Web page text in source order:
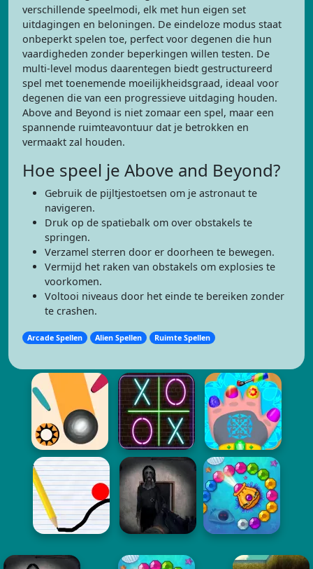
verschillende speelmodi, elk met hun eigen set
uitdagingen en beloningen. De eindeloze modus staat
onbeperkt spelen toe, perfect voor degenen die hun
vaardigheden zonder beperkingen willen testen. De
multi-level modus daarentegen biedt gestructureerd
spel met toenemende moeilijkheidsgraad, ideaal voor
degenen die van een progressieve uitdaging houden.
Above and Beyond is niet zomaar een spel, maar een
spannende ruimteavontuur dat je betrokken en
vermaakt zal houden.
Hoe speel je Above and Beyond?
Gebruik de pijltjestoetsen om je astronaut te
navigeren.
Druk op de spatiebalk om over obstakels te
springen.
Verzamel sterren door er doorheen te bewegen.
Vermijd het raken van obstakels om explosies te
voorkomen.
Voltooi niveaus door het einde te bereiken zonder
te crashen.
Arcade Spellen Alien Spellen Ruimte Spellen